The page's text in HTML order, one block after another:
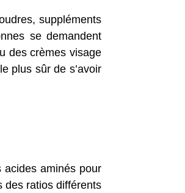
suppléments
se demandent
des crèmes visage
plus sûr de s’avoir
aminés pour
des ratios différents